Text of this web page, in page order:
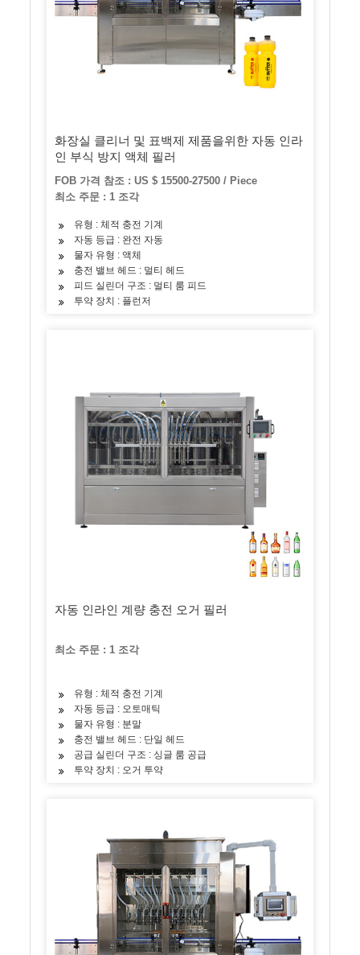
화장실 클리너 및 표백제 제품을위한 자동 인라
인 부식 방지 액체 필러
FOB 가격 참조 : US $ 15500-27500 / Piece
최소 주문 : 1 조각
유형 : 체적 충전 기계
자동 등급 : 완전 자동
물자 유형 : 액체
충전 밸브 헤드 : 멀티 헤드
피드 실린더 구조 : 멀티 룸 피드
투약 장치 : 플런저
자동 인라인 계량 충전 오거 필러
최소 주문 : 1 조각
유형 : 체적 충전 기계
자동 등급 : 오토매틱
물자 유형 : 분말
충전 밸브 헤드 : 단일 헤드
공급 실린더 구조 : 싱글 룸 공급
투약 장치 : 오거 투약